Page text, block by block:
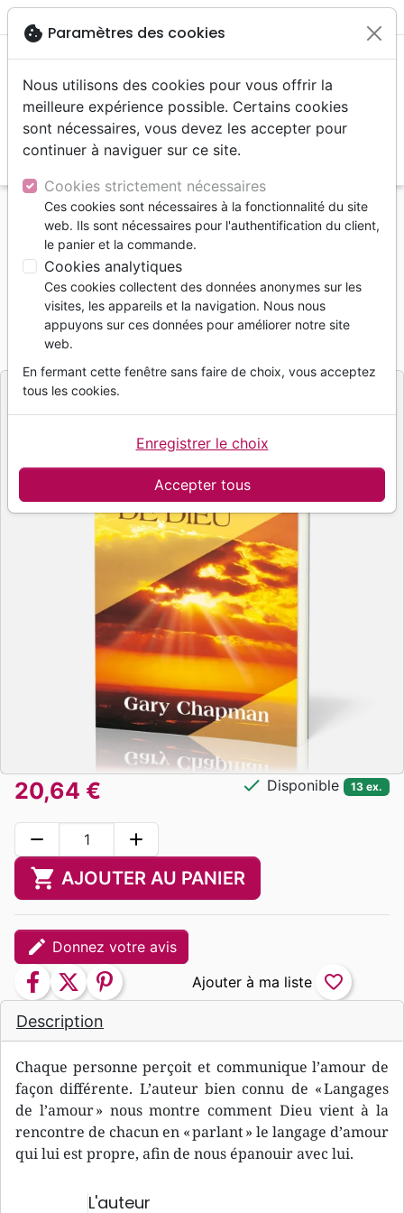
menu
Accueil Livres Edification
Croissance spirituelle
Langages d’amour de Dieu (Les)
Langages d’amour de Dieu (Les)
Gary Chapman
RéférenceFAR115 EAN9782863142899
Editeur Farel
Description
Chaque personne perçoit et communique l’amour de
façon différente. L’auteur bien connu de « Langages
de l’amour » nous montre comment Dieu vient à la
rencontre de chacun en « parlant » le langage d’amour
qui lui est propre, afin de nous épanouir avec lui.
L'auteur
20,64 € check Disponible 13 ex.
remove add
shopping_cart AJOUTER AU PANIER
edit Donnez votre avis
facebook twitter pinterest favorite_border
cookie Paramètres des cookies
Nous utilisons des cookies pour vous offrir la
meilleure expérience possible. Certains cookies
sont nécessaires, vous devez les accepter pour
continuer à naviguer sur ce site.
Cookies strictement nécessaires
Ces cookies sont nécessaires à la fonctionnalité du site
web. Ils sont nécessaires pour l'authentification du client,
le panier et la commande.
Cookies analytiques
Ces cookies collectent des données anonymes sur les
visites, les appareils et la navigation. Nous nous
appuyons sur ces données pour améliorer notre site
web.
En fermant cette fenêtre sans faire de choix, vous acceptez
tous les cookies.
Accepter tous
Enregistrer le choix